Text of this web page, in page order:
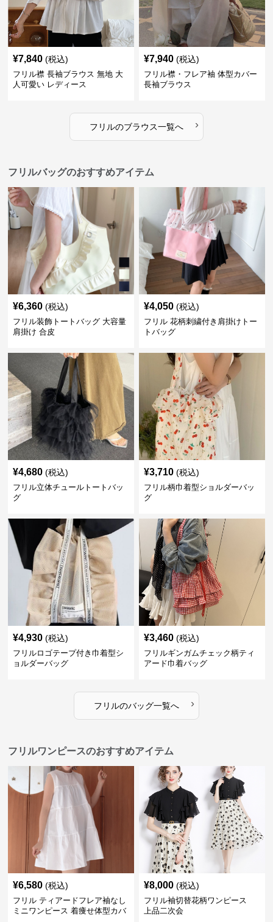
¥7,840 (税込)
フリル襟 長袖ブラウス 無地 大
人可愛い レディース
¥7,940 (税込)
フリル襟・フレア袖 体型カバー
長袖ブラウス
フリルのブラウス一覧へ ›
フリルバッグのおすすめアイテム
¥6,360 (税込)
フリル装飾トートバッグ 大容量
肩掛け 合皮
¥4,050 (税込)
フリル 花柄刺繍付き肩掛けトー
トバッグ
¥4,680 (税込)
フリル立体チュールトートバッ
グ
¥3,710 (税込)
フリル柄巾着型ショルダーバッ
グ
¥4,930 (税込)
フリルロゴテープ付き巾着型シ
ョルダーバッグ
¥3,460 (税込)
フリルギンガムチェック柄ティ
アード巾着バッグ
フリルのバッグ一覧へ ›
フリルワンピースのおすすめアイテム
¥6,580 (税込)
フリル ティアードフレア袖なし
ミニワンピース 着痩せ体型カバ
¥8,000 (税込)
フリル袖切替花柄ワンピース
上品二次会